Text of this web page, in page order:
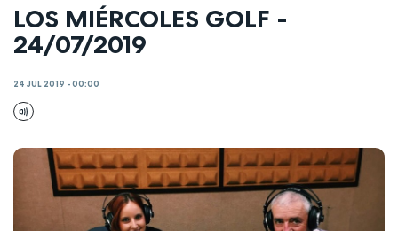
LOS MIÉRCOLES GOLF -
24/07/2019
24 JUL 2019 - 00:00